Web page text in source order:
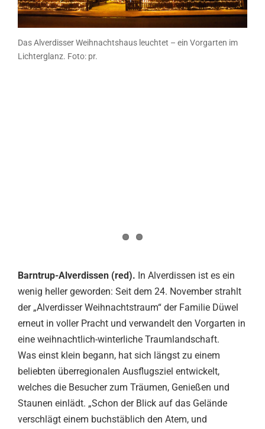
Das Alverdisser Weihnachtshaus leuchtet – ein Vorgarten im
Lichterglanz. Foto: pr.
Barntrup-Alverdissen (red). In Alverdissen ist es ein
wenig heller geworden: Seit dem 24. November strahlt
der „Alverdisser Weihnachtstraum“ der Familie Düwel
erneut in voller Pracht und verwandelt den Vorgarten in
eine weihnachtlich-winterliche Traumlandschaft.
Was einst klein begann, hat sich längst zu einem
beliebten überregionalen Ausflugsziel entwickelt,
welches die Besucher zum Träumen, Genießen und
Staunen einlädt. „Schon der Blick auf das Gelände
verschlägt einem buchstäblich den Atem, und